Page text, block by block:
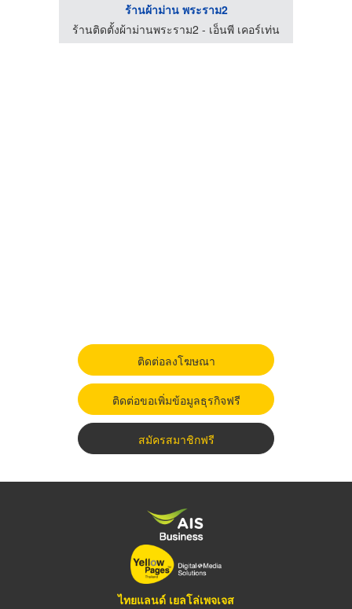
ร้านผ้าม่าน พระราม2
ร้านติดตั้งผ้าม่านพระราม2 - เอ็นพี เคอร์เท่น
ติดต่อลงโฆษณา
ติดต่อขอเพิ่มข้อมูลธุรกิจฟรี
สมัครสมาชิกฟรี
ไทยแลนด์ เยลโล่เพจเจส